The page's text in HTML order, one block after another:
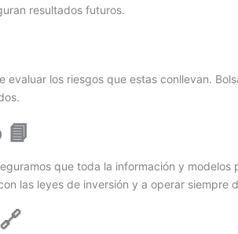
resultados futuros.
los riesgos que estas conllevan.
que toda la información y
las leyes de inversión y a operar siempre